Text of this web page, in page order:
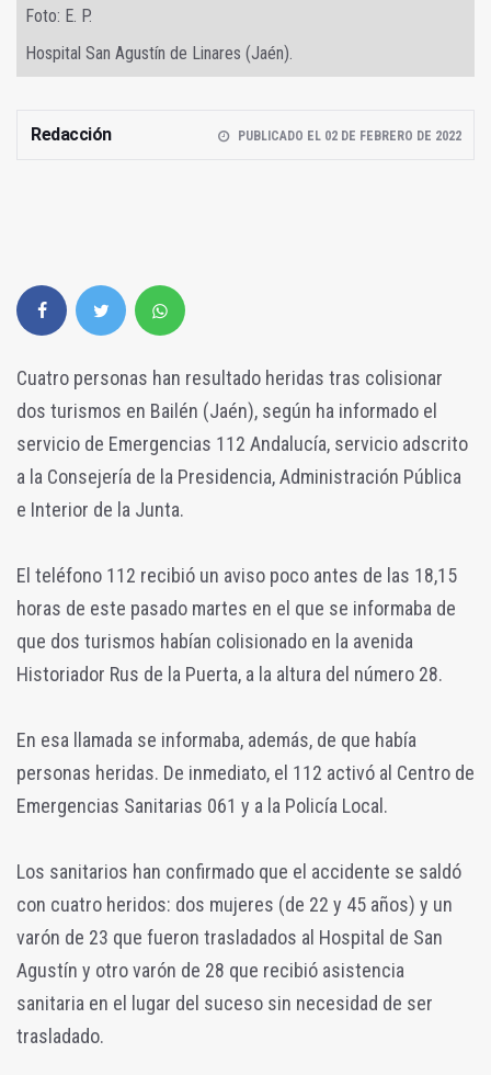
Foto: E. P.
Hospital San Agustín de Linares (Jaén).
Redacción PUBLICADO EL 02 DE FEBRERO DE 2022
Cuatro personas han resultado heridas tras colisionar
dos turismos en Bailén (Jaén), según ha informado el
servicio de Emergencias 112 Andalucía, servicio adscrito
a la Consejería de la Presidencia, Administración Pública
e Interior de la Junta.
El teléfono 112 recibió un aviso poco antes de las 18,15
horas de este pasado martes en el que se informaba de
que dos turismos habían colisionado en la avenida
Historiador Rus de la Puerta, a la altura del número 28.
En esa llamada se informaba, además, de que había
personas heridas. De inmediato, el 112 activó al Centro de
Emergencias Sanitarias 061 y a la Policía Local.
Los sanitarios han confirmado que el accidente se saldó
con cuatro heridos: dos mujeres (de 22 y 45 años) y un
varón de 23 que fueron trasladados al Hospital de San
Agustín y otro varón de 28 que recibió asistencia
sanitaria en el lugar del suceso sin necesidad de ser
trasladado.